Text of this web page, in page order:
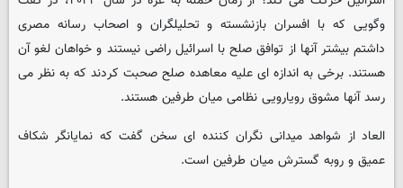
وگویی که با افسران بازنشسته و تحلیلگران و اصحاب رسانه مصری
داشتم بیشتر آنها از توافق صلح با اسرائیل راضی نیستند و خواهان لغو آن
هستند. برخی به اندازه ای علیه معاهده صلح صحبت کردند که به نظر می
رسد آنها مشوق رویارویی نظامی میان طرفین هستند.
العاد از شواهد میدانی نگران کننده ای سخن گفت که نمایانگر شکاف
عمیق و روبه گسترش میان طرفین است.